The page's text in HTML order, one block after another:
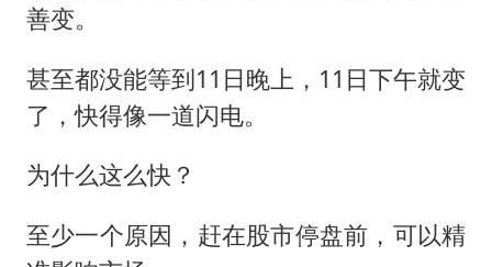
善变。
甚至都没能等到11日晚上，11日下午就变
了，快得像一道闪电。
为什么这么快？
至少一个原因，赶在股市停盘前，可以精